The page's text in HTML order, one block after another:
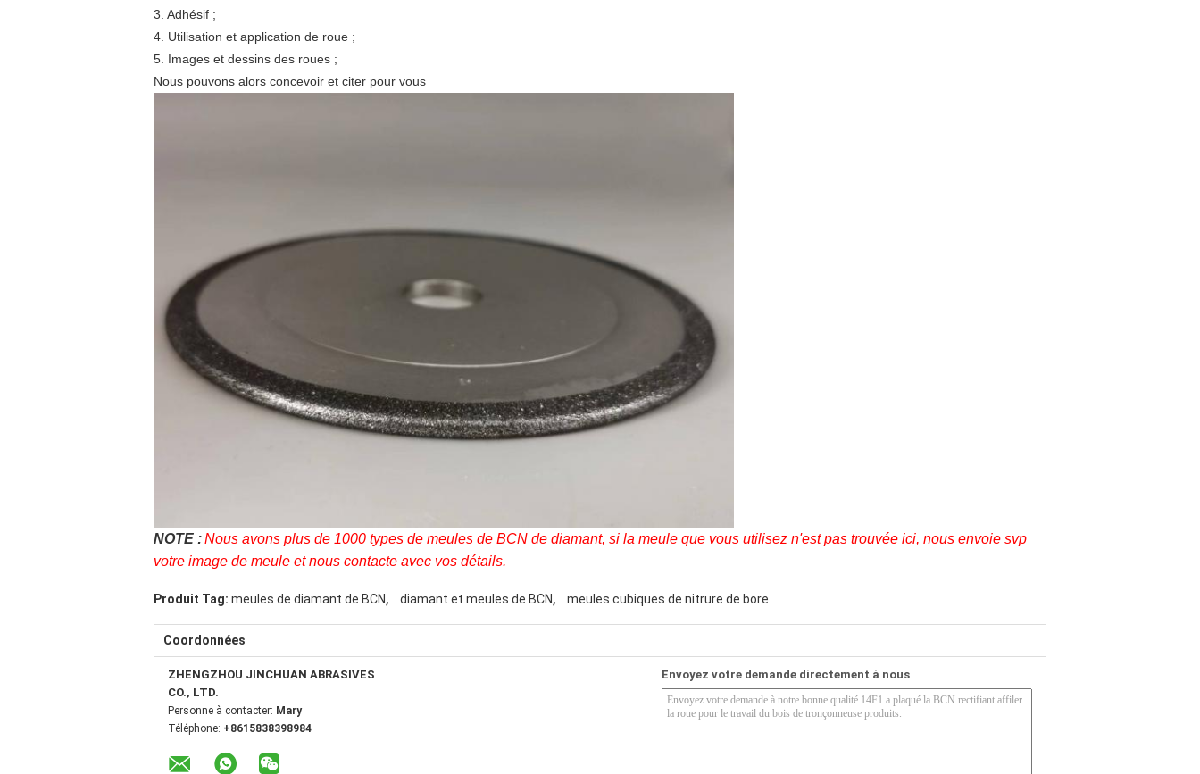
3. Adhésif ;
4. Utilisation et application de roue ;
5. Images et dessins des roues ;
Nous pouvons alors concevoir et citer pour vous
NOTE :Nous avons plus de 1000 types de meules de BCN de diamant, si la meule que vous utilisez n'est pas trouvée ici, nous envoie svp
votre image de meule et nous contacte avec vos détails.
Produit Tag: meules de diamant de BCN, diamant et meules de BCN, meules cubiques de nitrure de bore
Coordonnées
ZHENGZHOU JINCHUAN ABRASIVES
CO., LTD.
Personne à contacter: Mary
Téléphone: +8615838398984
Envoyez votre demande directement à nous